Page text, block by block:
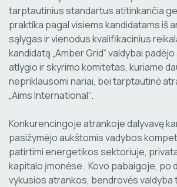
tarptautinius standartus atitinkančia
praktika pagal visiems kandidatams iš
sąlygas ir vienodus kvalifikacinius
kandidatą „Amber Grid“ valdybai
atlygio ir skyrimo komitetas, kuriame
nepriklausomi nariai, bei tarptautinė
„Aims International“.
Konkurencingoje atrankoje dalyvavę
pasižymėjo aukštomis vadybos
patirtimi energetikos sektoriuje,
kapitalo įmonėse. Kovo pabaigoje, po
vykusios atrankos, bendrovės valdyba